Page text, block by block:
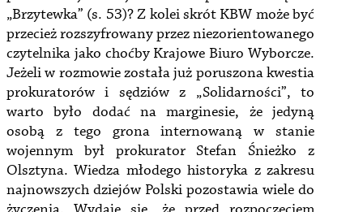
„Brzytewka” (s. 53)? Z kolei skrót KBW może być
przecież rozszyfrowany przez niezorientowanego
czytelnika jako choćby Krajowe Biuro Wyborcze.
Jeżeli w rozmowie została już poruszona kwestia
prokuratorów i sędziów z „Solidarności”, to
warto było dodać na marginesie, że jedyną
osobą z tego grona internowaną w stanie
wojennym był prokurator Stefan Śnieżko z
Olsztyna. Wiedza młodego historyka z zakresu
najnowszych dziejów Polski pozostawia wiele do